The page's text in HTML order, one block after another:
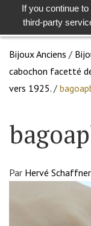
Bijoux Anciens /
cabochon facetté
vers 1925. /
Par Hervé Schaffner
If you continue
third-party